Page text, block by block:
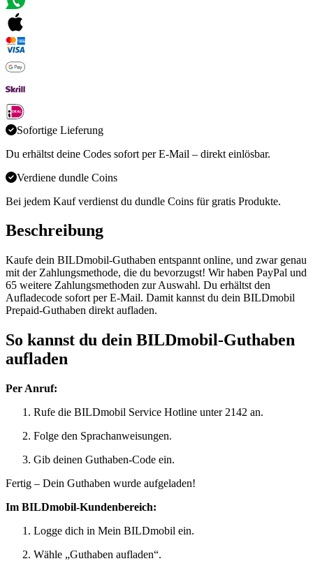
Sofortige Lieferung
Du erhältst deine Codes sofort per E-Mail – direkt einlösbar.
Verdiene dundle Coins
Bei jedem Kauf verdienst du dundle Coins für gratis Produkte.
Beschreibung
Kaufe dein BILDmobil-Guthaben entspannt online, und zwar genau
mit der Zahlungsmethode, die du bevorzugst! Wir haben PayPal und
65 weitere Zahlungsmethoden zur Auswahl. Du erhältst den
Aufladecode sofort per E-Mail. Damit kannst du dein BILDmobil
Prepaid-Guthaben direkt aufladen.
So kannst du dein BILDmobil-Guthaben
aufladen
Per Anruf:
Rufe die BILDmobil Service Hotline unter 2142 an.
Folge den Sprachanweisungen.
Gib deinen Guthaben-Code ein.
Fertig – Dein Guthaben wurde aufgeladen!
Im BILDmobil-Kundenbereich:
Logge dich in Mein BILDmobil ein.
Wähle „Guthaben aufladen“.